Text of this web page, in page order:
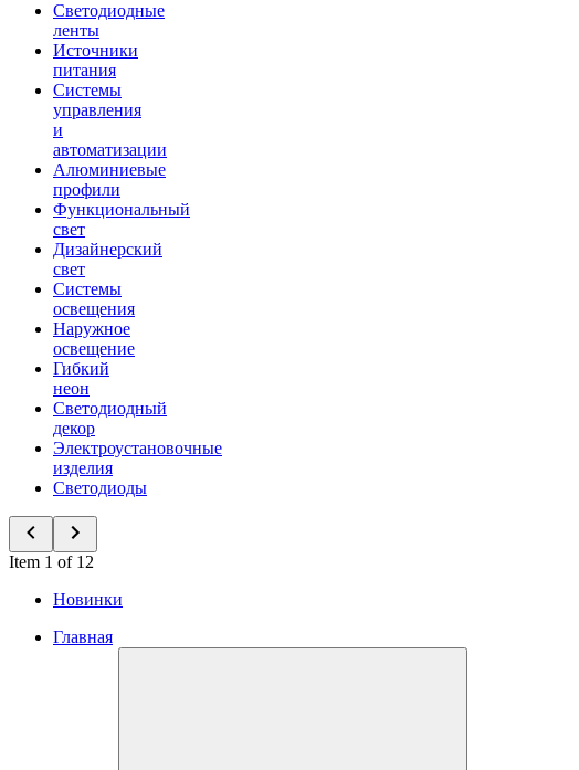
Светодиодные
ленты
Источники
питания
Системы
управления
и
автоматизации
Алюминиевые
профили
Функциональный
свет
Дизайнерский
свет
Системы
освещения
Наружное
освещение
Гибкий
неон
Светодиодный
декор
Электроустановочные
изделия
Светодиоды
Item 1 of 12
Новинки
Главная